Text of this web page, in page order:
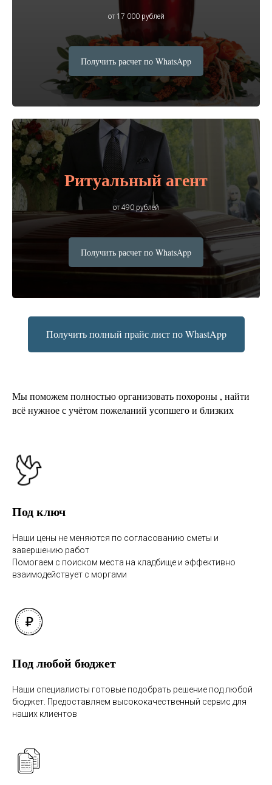
от 17 000 рублей
Получить расчет по WhatsApp
Ритуальный агент
от 490 рублей
Получить расчет по WhatsApp
Получить полный прайс лист по WhastApp
Мы поможем полностью организовать похороны , найти
всё нужное с учётом пожеланий усопшего и близких
Под ключ
Наши цены не меняются по согласованию сметы и
завершению работ
Помогаем с поиском места на кладбище и эффективно
взаимодействует с моргами
Под любой бюджет
Наши специалисты готовые подобрать решение под любой
бюджет. Предоставляем высококачественный сервис для
наших клиентов